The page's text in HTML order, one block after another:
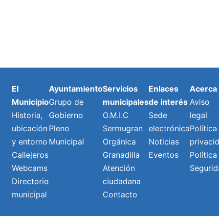
El
Municipio
Historia,
ubicación
y entorno
Callejeros
Webcams
Directorio
municipal
Ayuntamiento
Grupo de
Gobierno
Pleno
Municipal
Servicios
municipales
O.M.I.C
Sermugran
Orgánica
Granadilla
Atención
ciudadana
Contacto
Enlaces
de interés
Sede
electrónica
Noticias
Eventos
Acerca
Aviso
legal
Política
Política